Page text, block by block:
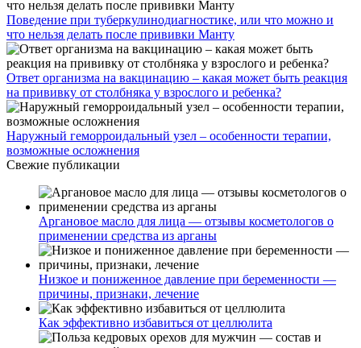
Поведение при туберкулинодиагностике, или что можно и
что нельзя делать после прививки Манту
Ответ организма на вакцинацию – какая может быть реакция
на прививку от столбняка у взрослого и ребенка?
Наружный геморроидальный узел – особенности терапии,
возможные осложнения
Свежие публикации
Аргановое масло для лица — отзывы косметологов о
применении средства из арганы
Низкое и пониженное давление при беременности —
причины, признаки, лечение
Как эффективно избавиться от целлюлита